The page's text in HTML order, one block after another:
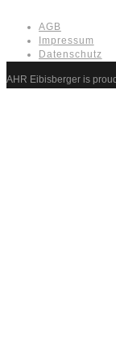
AGB
Impressum
Datenschutz
AHR Eibisberger is